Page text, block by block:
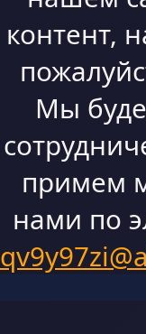
контент,
Мы
примем
нами по